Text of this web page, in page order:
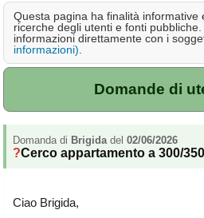
Questa pagina ha finalità informative
ricerche degli utenti e fonti
informazioni direttamente con i
informazioni)
Domande di
Domanda di Brigidadel 02/06/2026
Cerco appartamento a 300/350
Ciao Brigida,
Abruzzo(214)
Basilicata(63)
Friuli - Venezia Giulia
Lazio(318)